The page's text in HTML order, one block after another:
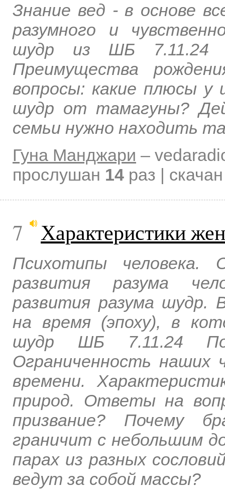
Знание вед - в основе
разумного и
шудр из ШБ 7.11.24
Преимущества
вопросы: какие плюсы
шудр от тамагуны?
семьи нужно находить
Гуна Манджари –
прослушан 14 раз |
7 Характеристики
Психотипы человека.
развития разума
развития разума шудр.
на время (эпоху), в
шудр ШБ 7.11.24
Ограниченность наших
времени.
природ. Ответы на
призвание? Почему
граничит с небольшим
парах из разных
ведут за собой массы?